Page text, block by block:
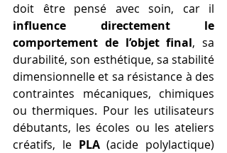
influence directement le
comportement de l’objet final, sa
durabilité, son esthétique, sa stabilité
dimensionnelle et sa résistance à des
contraintes mécaniques, chimiques
ou thermiques. Pour les utilisateurs
débutants, les écoles ou les ateliers
créatifs, le PLA (acide polylactique)